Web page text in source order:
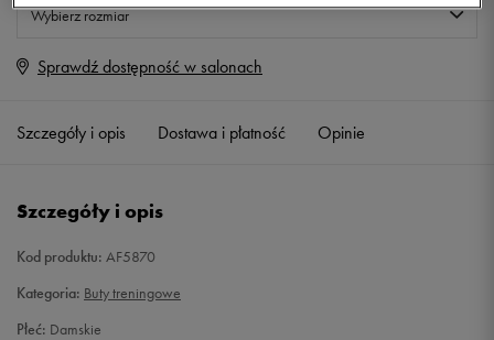
Wybierz rozmiar
Rozmiary EU
38 23,5 cm
Sprawdź dostępność w salonach
Szczegóły i opis Dostawa i płatność Opinie
Szczegóły i opis
Kod produktu: AF5870
Kategoria: Buty treningowe
Płeć: Damskie